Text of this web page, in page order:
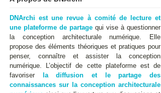
DNArchi est une revue à comité de lecture et
une plateforme de partage qui vise à questionner
la conception architecturale numérique. Elle
propose des éléments théoriques et pratiques pour
penser, connaître et assister la conception
numérique. L’objectif de cette plateforme est de
favoriser
la diffusion et le partage des
connaissances sur la conception architecturale